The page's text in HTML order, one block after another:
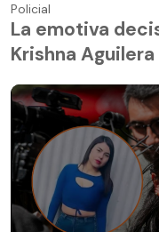
Policial
La emotiva
Krishna